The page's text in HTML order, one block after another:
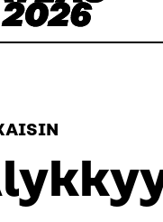
KASVUATLAS